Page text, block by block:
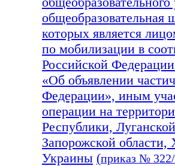
общеобразовательная
которых является
по мобилизации в
Российской
«Об объявлении
Федерации», иным
операции на
Республики,
Запорожской области,
Украины (приказ №